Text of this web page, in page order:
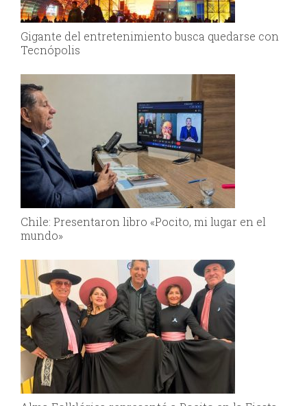
Gigante del entretenimiento busca quedarse con
Tecnópolis
Chile: Presentaron libro «Pocito, mi lugar en el
mundo»